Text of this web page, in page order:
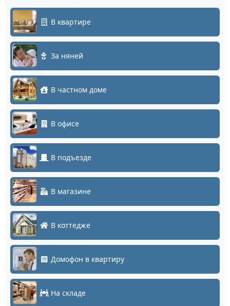
В квартире
За няней
В частном доме
В офисе
В подъезде
В магазине
В коттедже
Домофон в квартиру
На складе